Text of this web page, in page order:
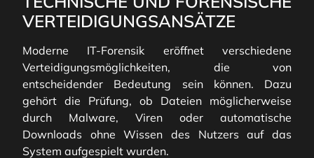
VERTEIDIGUNGSANSÄTZE
Moderne IT-Forensik eröffnet verschiedene
Verteidigungsmöglichkeiten, die von
entscheidender Bedeutung sein können. Dazu
gehört die Prüfung, ob Dateien möglicherweise
durch Malware, Viren oder automatische
Downloads ohne Wissen des Nutzers auf das
System aufgespielt wurden.